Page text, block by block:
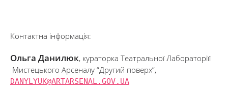
Контактна інформація:
Ольга Данилюк, кураторка Театральної Лабораторіїї
Мистецького Арсеналу “Другий поверх”,
DANYLYUK@ARTARSENAL.GOV.UA